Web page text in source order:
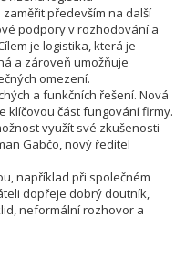
především na další
podpory v rozhodování a
je logistika, která je
a zároveň umožňuje
omezení.
a funkčních řešení. Nová
klíčovou část fungování firmy.
využít své zkušenosti
Gabčo, nový ředitel
například při společném
dopřeje dobrý doutník,
neformální rozhovor a